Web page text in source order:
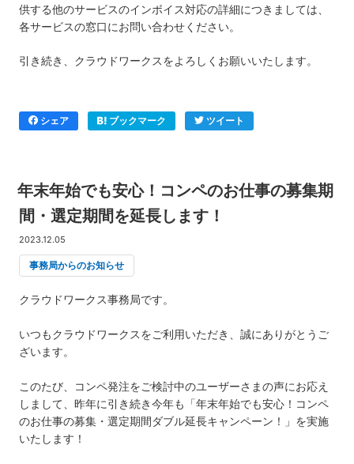
供する他のサービスのインボイス対応の詳細につきましては、
各サービスの窓口にお問い合わせください。
引き続き、クラウドワークスをよろしくお願いいたします。
シェア ブックマーク ツイート
年末年始でも安心！コンペのお仕事の募集期
間・選定期間を延長します！
2023.12.05
事務局からのお知らせ
クラウドワークス事務局です。
いつもクラウドワークスをご利用いただき、誠にありがとうご
ざいます。
このたび、コンペ発注をご検討中のユーザーさまの声にお応え
しまして、昨年に引き続き今年も「年末年始でも安心！コンペ
のお仕事の募集・選定期間ダブル延長キャンペーン！」を実施
いたします！